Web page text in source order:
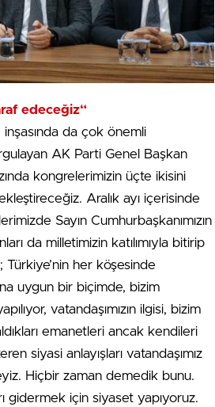
edeceğiz“
inşasında da çok önemli
AK Parti Genel Başkan
kongrelerimizin üçte ikisini
Aralık ayı içerisinde
Sayın Cumhurbaşkanımızın
da milletimizin katılımıyla bitirip
her köşesinde
uygun bir biçimde, bizim
vatandaşımızın ilgisi, bizim
emanetleri ancak kendileri
siyasi anlayışları vatandaşımız
Hiçbir zaman demedik bunu.
için siyaset yapıyoruz.